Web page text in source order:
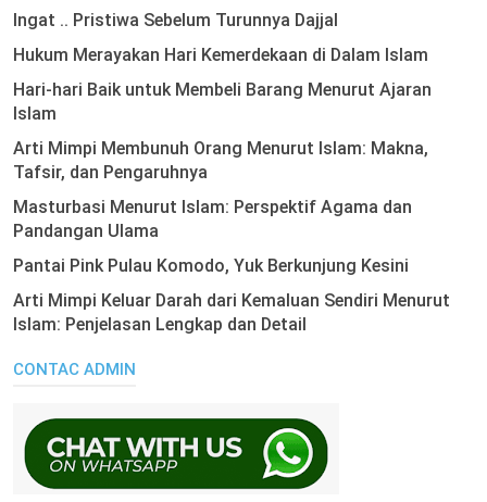
Ingat .. Pristiwa Sebelum Turunnya Dajjal
Hukum Merayakan Hari Kemerdekaan di Dalam Islam
Hari-hari Baik untuk Membeli Barang Menurut Ajaran
Islam
Arti Mimpi Membunuh Orang Menurut Islam: Makna,
Tafsir, dan Pengaruhnya
Masturbasi Menurut Islam: Perspektif Agama dan
Pandangan Ulama
Pantai Pink Pulau Komodo, Yuk Berkunjung Kesini
Arti Mimpi Keluar Darah dari Kemaluan Sendiri Menurut
Islam: Penjelasan Lengkap dan Detail
CONTAC ADMIN